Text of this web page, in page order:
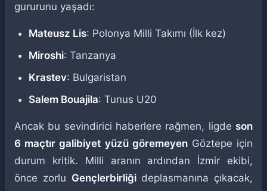
gururunu yaşadı:
Mateusz Lis: Polonya Milli Takımı (İlk kez)
Miroshi: Tanzanya
Krastev: Bulgaristan
Salem Bouajila: Tunus U20
Ancak bu sevindirici haberlere rağmen, ligde son
6 maçtır galibiyet yüzü göremeyenGöztepe için
durum kritik. Milli aranın ardından İzmir ekibi,
önce zorlu Gençlerbirliğideplasmanına çıkacak,